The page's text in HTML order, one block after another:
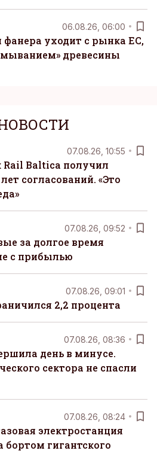
06.08.26, 06:00
фанера уходит с рынка ЕС,
древесины
07.08.26, 10:55
Rail Baltica получил
согласований. «Это
07.08.26, 09:52
за долгое время
с прибылью
07.08.26, 09:01
2,2 процента
07.08.26, 08:36
день в минусе.
сектора не спасли
07.08.26, 08:24
электростанция
бортом гигантского